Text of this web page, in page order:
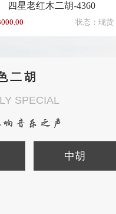
四星老红木二胡-4360
状态：现货
二胡
SPECIAL
音乐之声
中胡